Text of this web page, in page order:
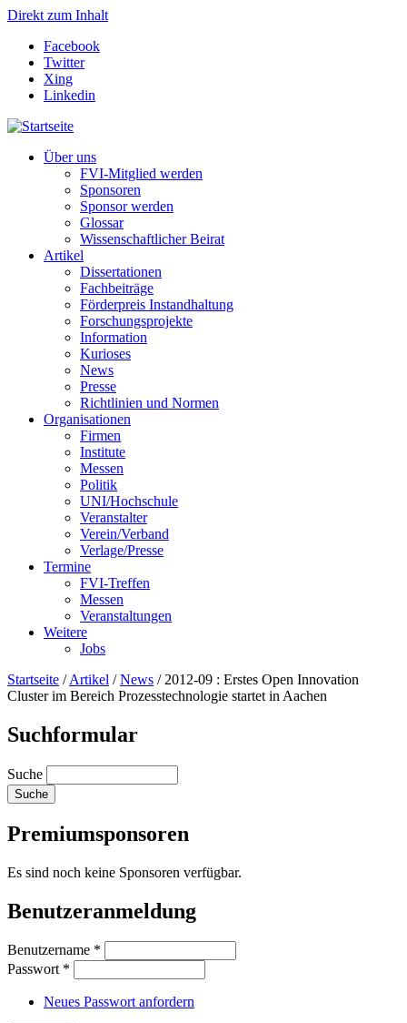
Direkt zum Inhalt
Facebook
Twitter
Xing
Linkedin
Über uns
FVI-Mitglied werden
Sponsoren
Sponsor werden
Glossar
Wissenschaftlicher Beirat
Artikel
Dissertationen
Fachbeiträge
Förderpreis Instandhaltung
Forschungsprojekte
Information
Kurioses
News
Presse
Richtlinien und Normen
Organisationen
Firmen
Institute
Messen
Politik
UNI/Hochschule
Veranstalter
Verein/Verband
Verlage/Presse
Termine
FVI-Treffen
Messen
Veranstaltungen
Weitere
Jobs
Startseite /Artikel /News / 2012-09 : Erstes Open Innovation
Cluster im Bereich Prozesstechnologie startet in Aachen
Suchformular
Suche
Premiumsponsoren
Es sind noch keine Sponsoren verfügbar.
Benutzeranmeldung
Benutzername *
Passwort *
Neues Passwort anfordern